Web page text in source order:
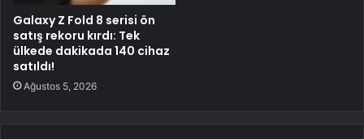
Galaxy Z Fold 8 serisi ön
satış rekoru kırdı: Tek
ülkede dakikada 140 cihaz
satıldı!
Ağustos 5, 2026